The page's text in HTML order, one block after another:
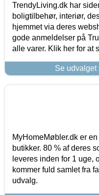
TrendyLiving.dk har
boligtilbehør, interiør,
hjemmet via deres
gode anmeldelser på
alle varer. Klik her for at
Se udvalget
MyHomeMøbler.dk er
butikker. 80 % af deres
leveres inden for 1 uge,
kommer fuld samlet fra
udvalg.